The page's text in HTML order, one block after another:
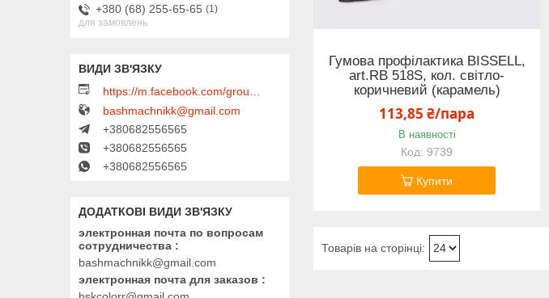
Гумова профілактика BISSELL,
art.RB 518S, кол. світло-
коричневий (карамель)
113,85 ₴/пара
В наявності
9739
Купити
+380 (68) 255-65-65
1
для замовлень
bashmachnikk@gmail.com
+380682556565
+380682556565
+380682556565
электронная почта по вопросам
сотрудничества
bashmachnikk@gmail.com
электронная почта для заказов